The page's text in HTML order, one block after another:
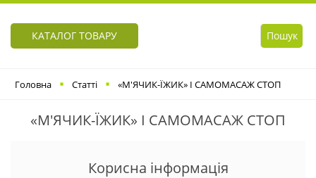
КАТАЛОГ ТОВАРУ Пошук
Головна Статті «М'ЯЧИК-ЇЖИК» І САМОМАСАЖ СТОП
«М'ЯЧИК-ЇЖИК» І САМОМАСАЖ СТОП
Корисна інформація